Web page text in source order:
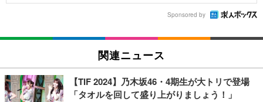
Sponsored by
関連ニュース
【TIF 2024】乃木坂46・4期生が大トリで登場
「タオルを回して盛り上がりましょう！」